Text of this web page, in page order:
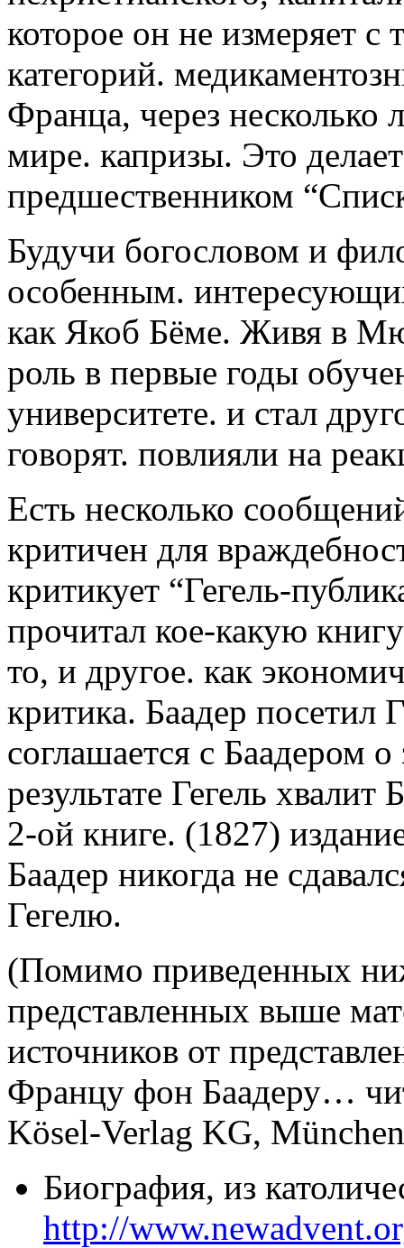
которое он не измеряет с
категорий.
Франца, через несколько
мире. капризы. Это
предшественником
Будучи богословом и
особенным.
как Якоб Бёме. Живя в
роль в первые годы
университете. и стал
говорят. повлияли на
Есть несколько
критичен для
критикует “Гегель-
прочитал кое-какую
то, и другое. как
критика. Баадер посетил
соглашается с Баадером
результате Гегель
2-ой книге. (1827)
Баадер никогда не
Гегелю.
(Помимо приведенных
представленных выше
источников от
Францу фон Баадеру…
Kösel-Verlag KG,
Биография, из
http://